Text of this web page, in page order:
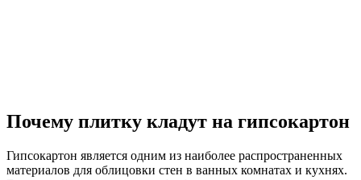
Почему плитку кладут на гипсокартон
Гипсокартон является одним из наиболее распространенных
материалов для облицовки стен в ванных комнатах и кухнях.